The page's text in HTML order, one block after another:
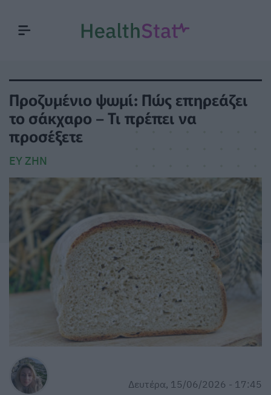
Προζυμένιο ψωμί: Πώς επηρεάζει
το σάκχαρο – Τι πρέπει να
προσέξετε
ΕΥ ΖΗΝ
Δευτέρα, 15/06/2026 - 17:45